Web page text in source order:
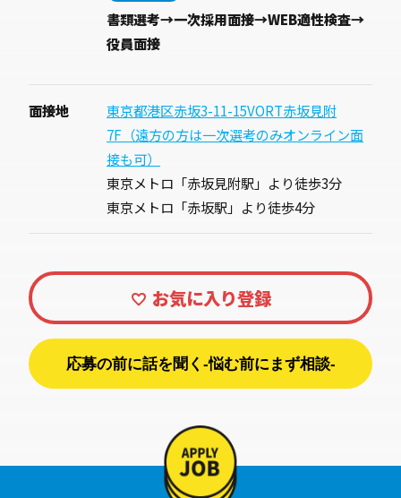
書類選考→一次採用面接→WEB適性検査→
役員面接
面接地
東京都港区赤坂3-11-15VORT赤坂見附
7F（遠方の方は一次選考のみオンライン面
接も可）
東京メトロ「赤坂見附駅」より徒歩3分
東京メトロ「赤坂駅」より徒歩4分
応募の前に話を聞く-悩む前にまず相談-